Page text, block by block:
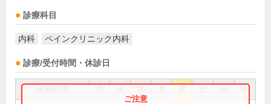
診療科目
内科 ペインクリニック内科
診療/受付時間・休診日
祝